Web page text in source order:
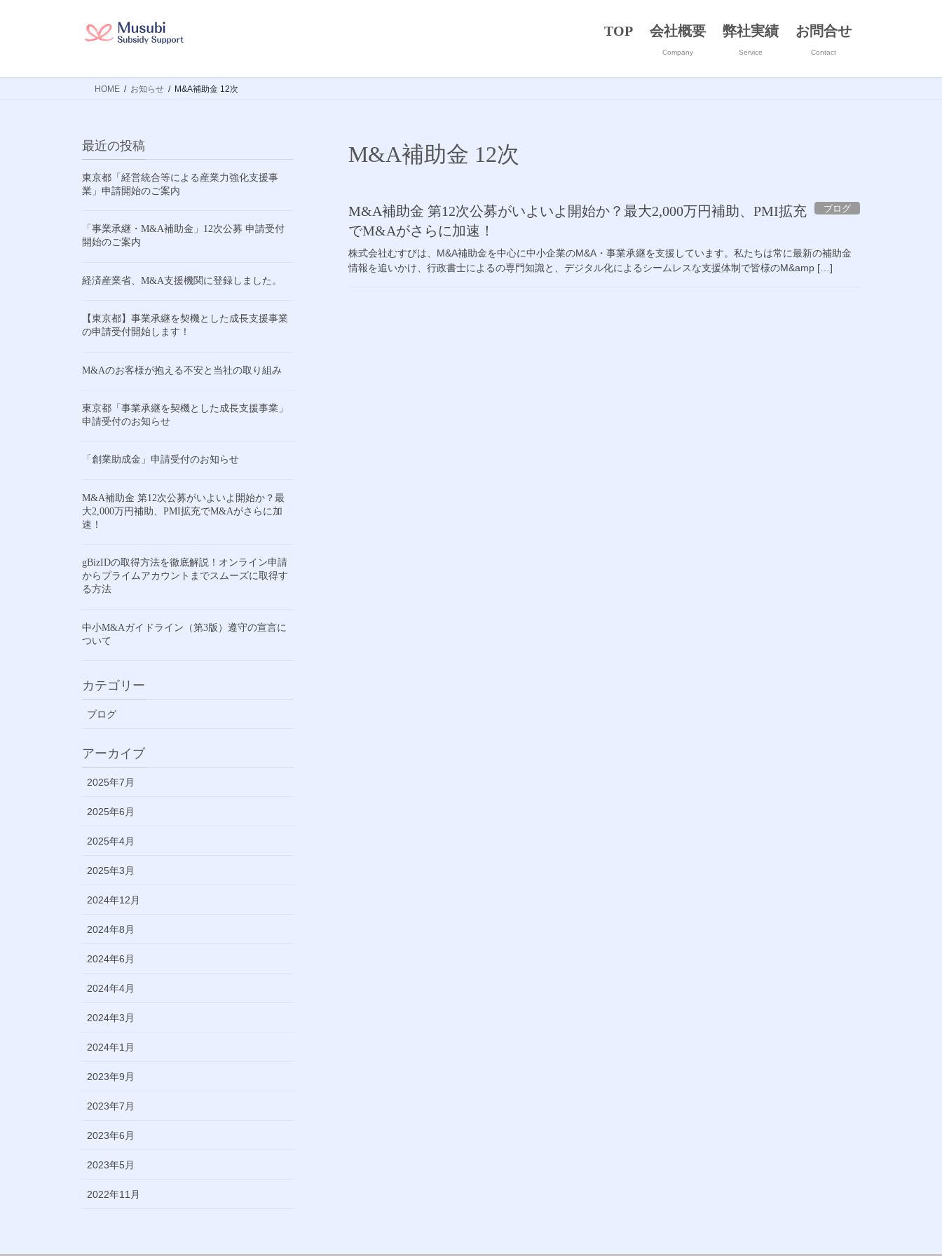
ツ
シ
TOP 会社概要
Company
弊社実績
Service
お問合せ
Contact
HOME お知らせ M&A補助金 12次
M&A補助金 12次
ブログ
M&A補助金 第12次公募がいよいよ開始か？最大2,000万円補助、PMI拡充
でM&Aがさらに加速！
株式会社むすびは、M&A補助金を中心に中小企業のM&A・事業承継を支援しています。私たちは常に最新の補助金
情報を追いかけ、行政書士によるの専門知識と、デジタル化によるシームレスな支援体制で皆様のM&amp […]
最近の投稿
東京都「経営統合等による産業力強化支援事
業」申請開始のご案内
「事業承継・M&A補助金」12次公募 申請受付
開始のご案内
経済産業省、M&A支援機関に登録しました。
【東京都】事業承継を契機とした成長支援事業
の申請受付開始します！
M&Aのお客様が抱える不安と当社の取り組み
東京都「事業承継を契機とした成長支援事業」
申請受付のお知らせ
「創業助成金」申請受付のお知らせ
M&A補助金 第12次公募がいよいよ開始か？最
大2,000万円補助、PMI拡充でM&Aがさらに加
速！
gBizIDの取得方法を徹底解説！オンライン申請
からプライムアカウントまでスムーズに取得す
る方法
中小M&Aガイドライン（第3版）遵守の宣言に
ついて
カテゴリー
ブログ
アーカイブ
2025年7月
2025年6月
2025年4月
2025年3月
2024年12月
2024年8月
2024年6月
2024年4月
2024年3月
2024年1月
2023年9月
2023年7月
2023年6月
2023年5月
2022年11月